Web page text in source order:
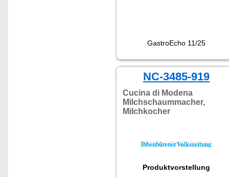
GastroEcho 11/25
NC-3485-919
Cucina di Modena
Milchschaummacher,
Milchkocher
Produktvorstellung